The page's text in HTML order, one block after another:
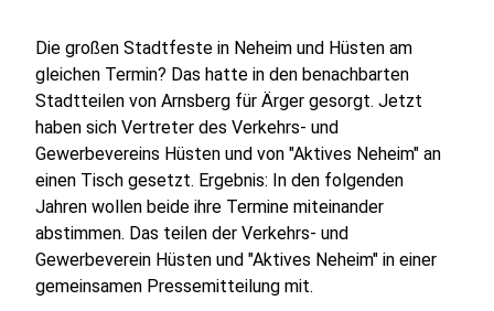
Die großen Stadtfeste in Neheim und Hüsten am
gleichen Termin? Das hatte in den benachbarten
Stadtteilen von Arnsberg für Ärger gesorgt. Jetzt
haben sich Vertreter des Verkehrs- und
Gewerbevereins Hüsten und von "Aktives Neheim" an
einen Tisch gesetzt. Ergebnis: In den folgenden
Jahren wollen beide ihre Termine miteinander
abstimmen. Das teilen der Verkehrs- und
Gewerbeverein Hüsten und "Aktives Neheim" in einer
gemeinsamen Pressemitteilung mit.